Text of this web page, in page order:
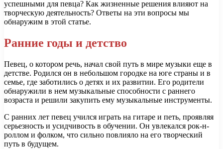
успешными для певца? Как жизненные решения влияют на
творческую деятельность? Ответы на эти вопросы мы
обнаружим в этой статье.
Ранние годы и детство
Певец, о котором речь, начал свой путь в мире музыки еще в
детстве. Родился он в небольшом городке на юге страны и в
семье, где заботились о детях и их развитии. Его родители
обнаружили в нем музыкальные способности с раннего
возраста и решили закупить ему музыкальные инструменты.
С ранних лет певец учился играть на гитаре и петь, проявляя
серьезность и усидчивость в обучении. Он увлекался рок-н-
роллом и фолком, что сильно повлияло на его творческий
путь в будущем.